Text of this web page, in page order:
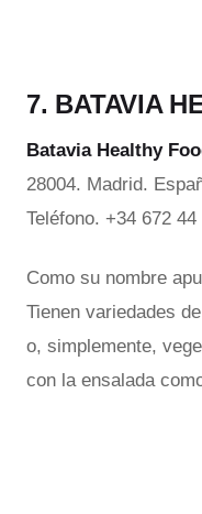
7. BATAVIA
Batavia Healthy
28004. Madrid.
Teléfono. +34 672 44
Como su nombre
Tienen variedades
o, simplemente,
con la ensalada